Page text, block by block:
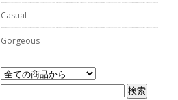
Casual
Gorgeous